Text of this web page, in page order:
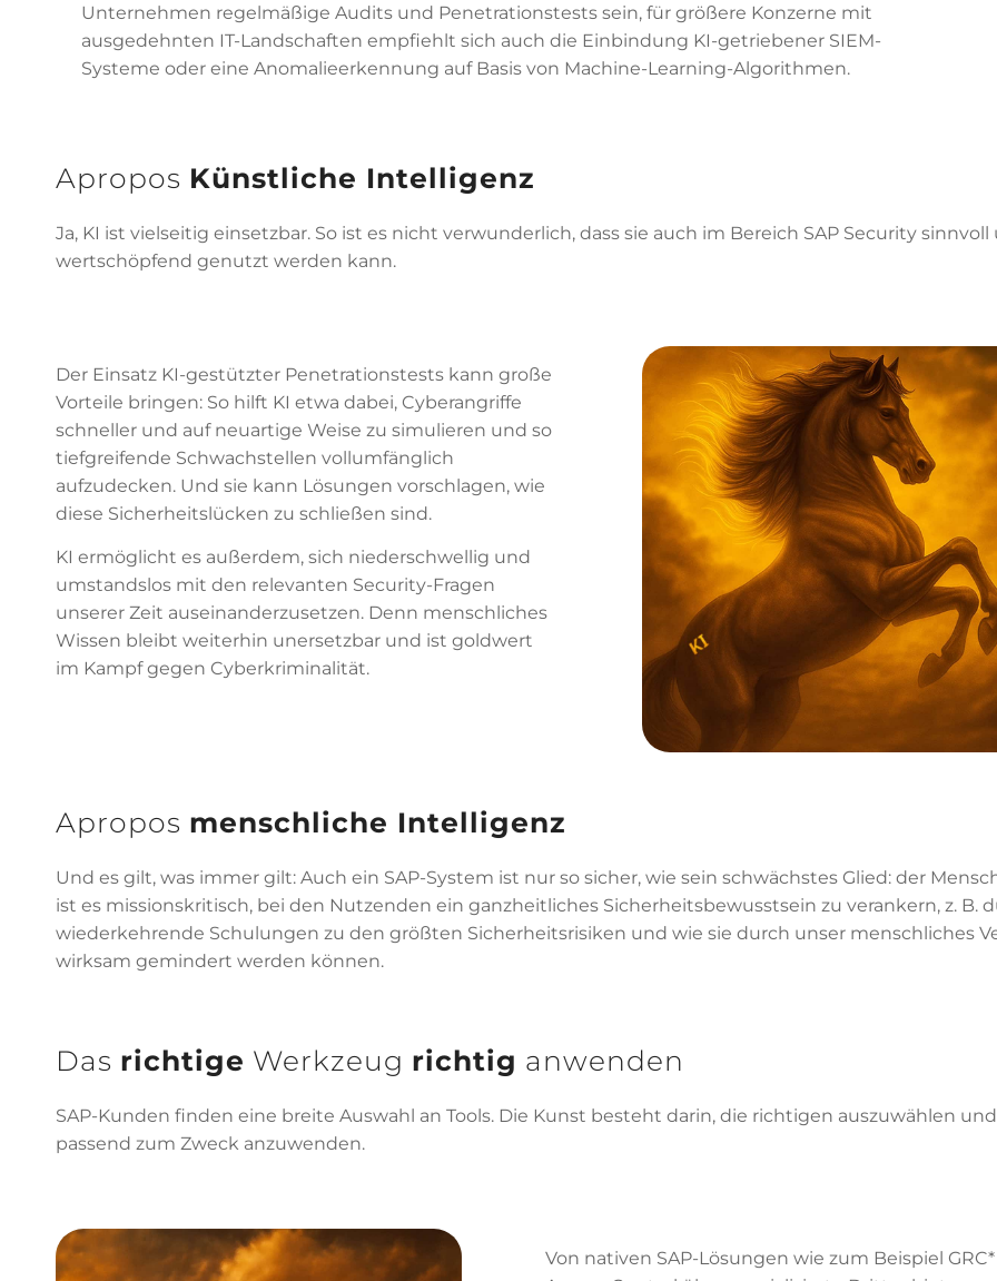
Unternehmen regelmäßige Audits und Penetrationstests sein, für größere Konzerne mit
ausgedehnten IT-Landschaften empfiehlt sich auch die Einbindung KI-getriebener SIEM-
Systeme oder eine Anomalieerkennung auf Basis von Machine-Learning-Algorithmen.
Apropos Künstliche Intelligenz
Ja, KI ist vielseitig einsetzbar. So ist es nicht verwunderlich, dass sie auch im Bereich SAP Security sinnvoll
wertschöpfend genutzt werden kann.
Der Einsatz KI-gestützter Penetrationstests kann große
Vorteile bringen: So hilft KI etwa dabei, Cyberangriffe
schneller und auf neuartige Weise zu simulieren und so
tiefgreifende Schwachstellen vollumfänglich
aufzudecken. Und sie kann Lösungen vorschlagen, wie
diese Sicherheitslücken zu schließen sind.
KI ermöglicht es außerdem, sich niederschwellig und
umstandslos mit den relevanten Security-Fragen
unserer Zeit auseinanderzusetzen. Denn menschliches
Wissen bleibt weiterhin unersetzbar und ist goldwert
im Kampf gegen Cyberkriminalität.
Apropos menschliche Intelligenz
Und es gilt, was immer gilt: Auch ein SAP-System ist nur so sicher, wie sein schwächstes Glied: der
ist es missionskritisch, bei den Nutzenden ein ganzheitliches Sicherheitsbewusstsein zu verankern, z. B.
wiederkehrende Schulungen zu den größten Sicherheitsrisiken und wie sie durch unser menschliches
wirksam gemindert werden können.
Das richtige Werkzeug richtig anwenden
SAP-Kunden finden eine breite Auswahl an Tools. Die Kunst besteht darin, die richtigen auszuwählen und
passend zum Zweck anzuwenden.
Von nativen SAP-Lösungen wie zum Beispiel GRC*